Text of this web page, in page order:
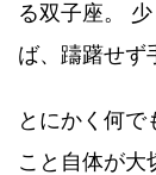
る双子座。
ば、躊躇せず
とにかく何で
こと自体が大